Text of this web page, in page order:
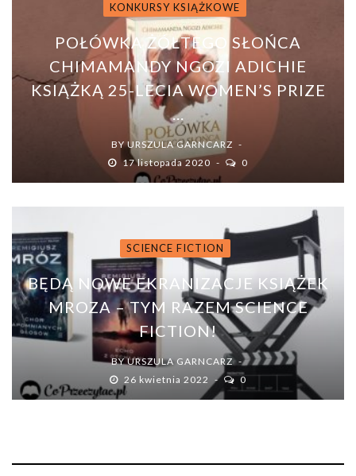
KONKURSY KSIĄŻKOWE
POŁÓWKA ŻÓŁTEGO SŁOŃCA
CHIMAMANDY NGOZI ADICHIE
KSIĄŻKĄ 25-LECIA WOMEN’S PRIZE
...
BYURSZULA GARNCARZ
17 listopada 2020
0
SCIENCE FICTION
BĘDĄ NOWE EKRANIZACJE KSIĄŻEK
MROZA – TYM RAZEM SCIENCE
FICTION!
BYURSZULA GARNCARZ
26 kwietnia 2022
0